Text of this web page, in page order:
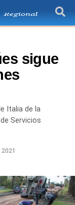
sigue
Italia de la
Servicios